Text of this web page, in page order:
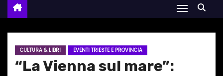
CULTURA & LIBRI EVENTI TRIESTE E PROVINCIA
“La Vienna sul mare”: